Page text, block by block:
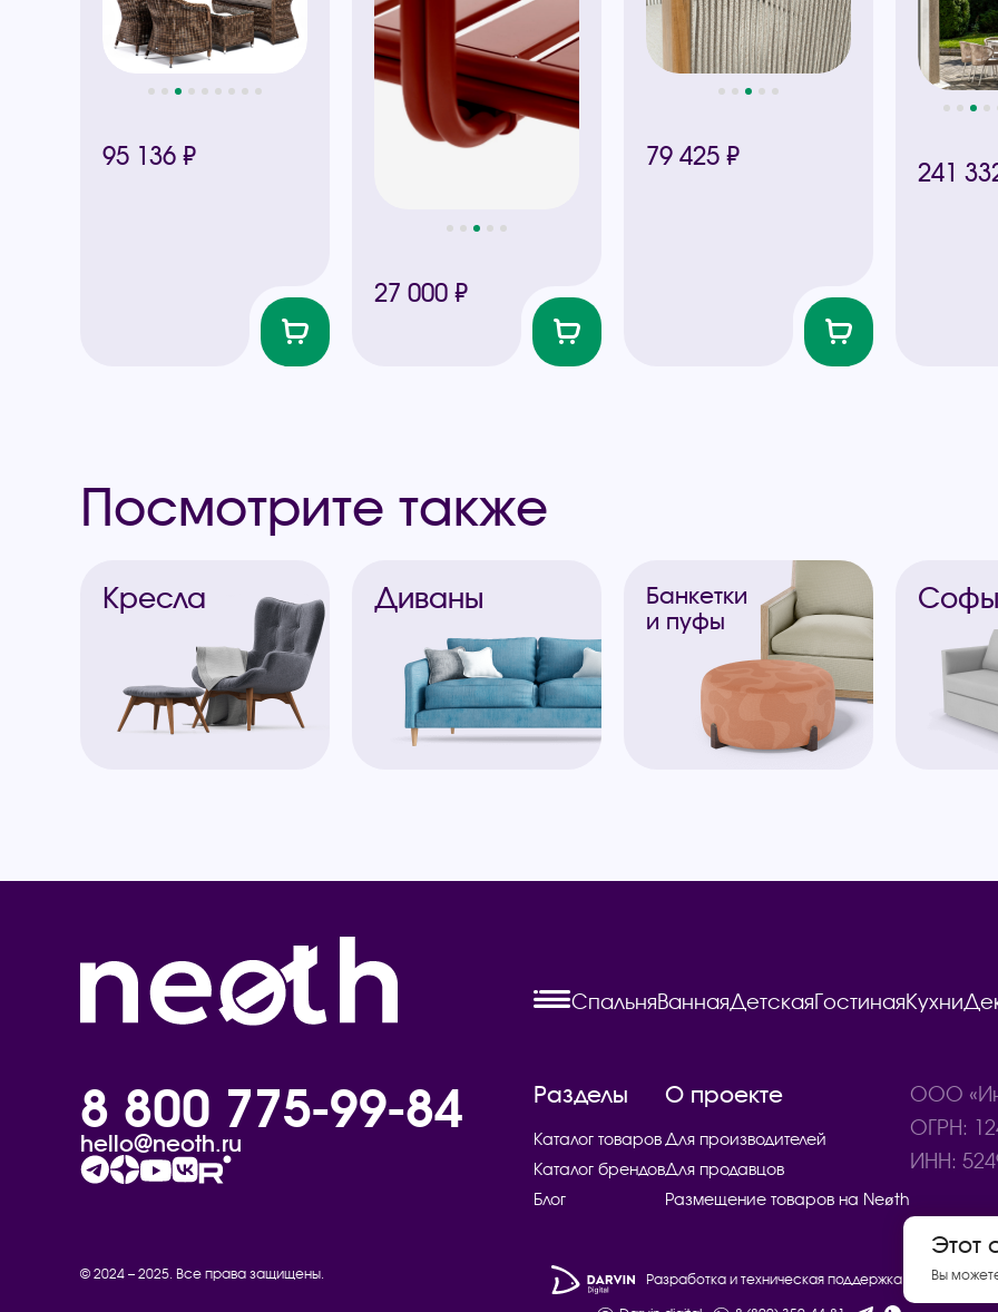
95 136 ₽
27 000 ₽
79 425 ₽
241
Посмотрите также
Кресла Диваны
Банкетки
и пуфы
Софы
Этот
Вы
СпальняВаннаяДетскаяГостинаяКухни
8 800 775-99-84
hello@neoth.ru
Разделы
Каталог товаров
Каталог брендов
Блог
О проекте
Для производителей
Для продавцов
Размещение товаров на Neøth
ООО
ОГРН:
ИНН:
© 2024 – 2025. Все права защищены. Разработка и техническая поддержка сайта